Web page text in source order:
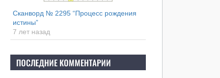
Сканворд № 2295 “Процесс рождения
истины”
7 лет назад
ПОСЛЕДНИЕ КОММЕНТАРИИ